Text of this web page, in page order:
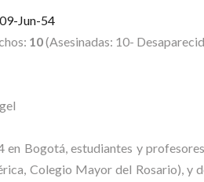
Jun-54
10(Asesinadas: 10-
en Bogotá, estudiantes y
Colegio Mayor del Rosario), y